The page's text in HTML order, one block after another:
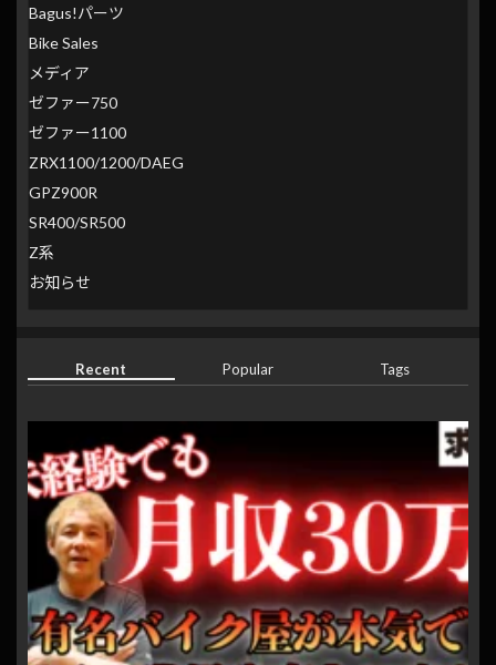
Bagus!パーツ
Bike Sales
メディア
ゼファー750
ゼファー1100
ZRX1100/1200/DAEG
GPZ900R
SR400/SR500
Z系
お知らせ
Recent Popular Tags